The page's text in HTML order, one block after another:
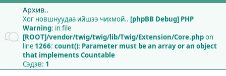
Архив..
Хог новшнуудаа ийшээ чихмой.. [phpBB Debug] PHP
Warning: in file
[ROOT]/vendor/twig/twig/lib/Twig/Extension/Core.phpon
line 1266: count(): Parameter must be an array or an object
that implements Countable
Сэдэв: 1